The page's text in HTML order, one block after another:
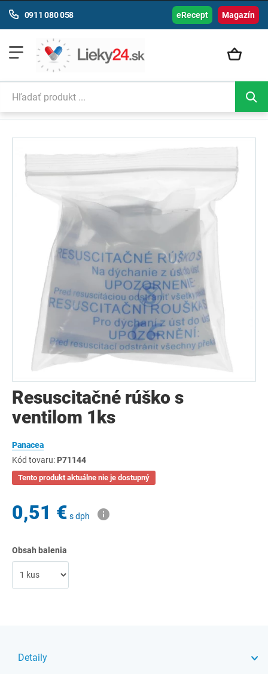
Magazín
0911 080 058 eRecept
Resuscitačné rúško s
ventilom 1ks
Panacea
Kód tovaru: P71144
Tento produkt aktuálne nie je dostupný
0,51 € s dph
Obsah balenia
Detaily